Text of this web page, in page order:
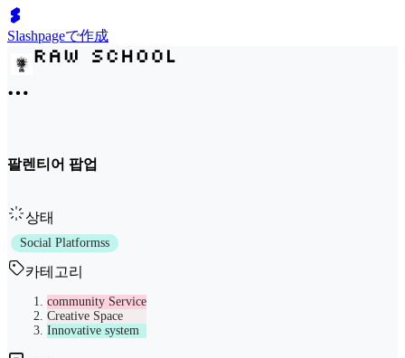
Slashpageで作成
팔렌티어 팝업
상태
Social Platformss
카테고리
community Service
Creative Space
Innovative system